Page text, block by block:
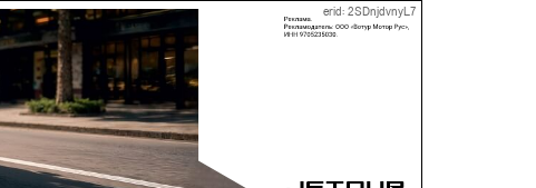
erid: 2SDnjdvnyL7